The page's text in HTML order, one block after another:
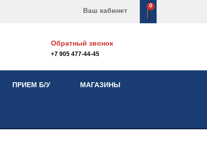
Ваш кабинет
0
Обратный звонок
+7 905 477-44-45
ПРИЕМ Б/У МАГАЗИНЫ